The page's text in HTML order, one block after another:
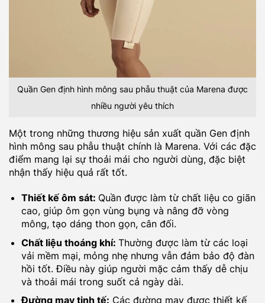
Quần Gen định hình mông sau phẫu thuật của Marena được
nhiều người yêu thích
Một trong những thương hiệu sản xuất quần Gen định
hình mông sau phẫu thuật chính là Marena. Với các đặc
điểm mang lại sự thoải mái cho người dùng, đặc biệt
nhận thấy hiệu quả rất tốt.
Thiết kế ôm sát: Quần được làm từ chất liệu co giãn
cao, giúp ôm gọn vùng bụng và nâng đỡ vòng
mông, tạo dáng thon gọn, cân đối.
Chất liệu thoáng khí: Thường được làm từ các loại
vải mềm mại, mỏng nhẹ nhưng vẫn đảm bảo độ đàn
hồi tốt. Điều này giúp người mặc cảm thấy dễ chịu
và thoải mái trong suốt cả ngày dài.
Đường may tinh tế: Các đường may được thiết kế